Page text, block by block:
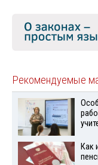
Рекомендуемые
Как